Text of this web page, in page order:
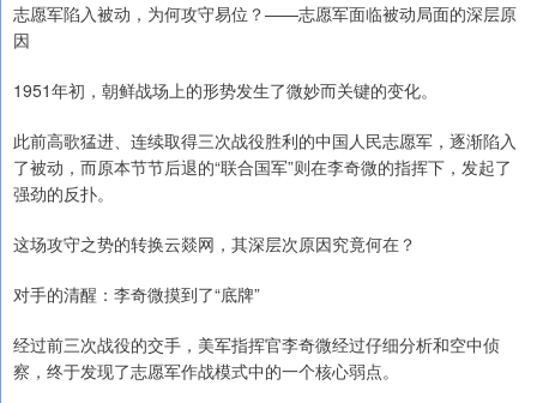
志愿军陷入被动，为何攻守易位？——志愿军面临被动局面的深层原
因
1951年初，朝鲜战场上的形势发生了微妙而关键的变化。
此前高歌猛进、连续取得三次战役胜利的中国人民志愿军，逐渐陷入
了被动，而原本节节后退的“联合国军”则在李奇微的指挥下，发起了
强劲的反扑。
这场攻守之势的转换云燚网，其深层次原因究竟何在？
对手的清醒：李奇微摸到了“底牌”
经过前三次战役的交手，美军指挥官李奇微经过仔细分析和空中侦
察，终于发现了志愿军作战模式中的一个核心弱点。